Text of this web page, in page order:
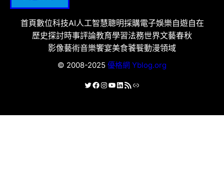
首頁數位科技AI人工智慧聰明採購電子娛樂自遊自在
歷史探討時事評論教育學習法務世界文藝春秋
影像藝術音樂饗宴美食饕餮動漫領域
© 2008-2025 優格網 Yblog.org
X Facebook
Instagram
YouTube
LinkedIn
RSS 資訊提供連結